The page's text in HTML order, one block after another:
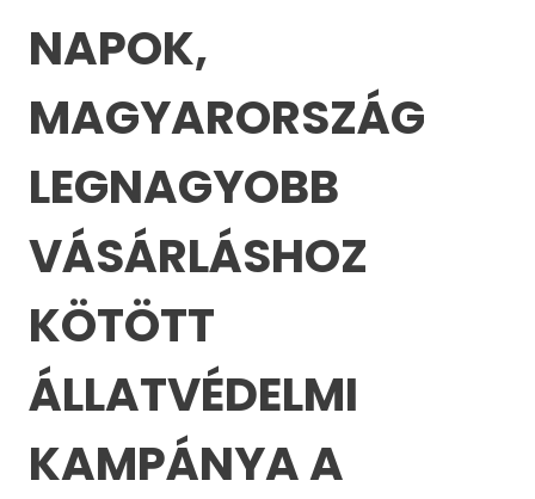
NAPOK,
MAGYARORSZÁG
LEGNAGYOBB
VÁSÁRLÁSHOZ
KÖTÖTT
ÁLLATVÉDELMI
KAMPÁNYA A